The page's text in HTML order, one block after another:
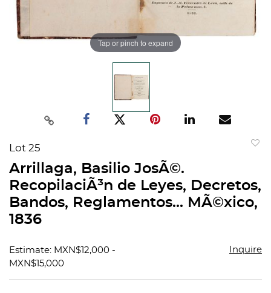
Tap or pinch to expand
Lot 25
Arrillaga, Basilio JosÃ©.
RecopilaciÃ³n de Leyes, Decretos,
Bandos, Reglamentos... MÃ©xico,
1836
Estimate: MXN$12,000 -
MXN$15,000
Inquire